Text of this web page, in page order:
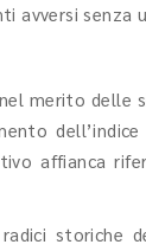
senza
merito delle
affianca
storiche